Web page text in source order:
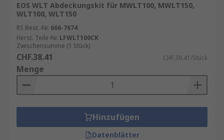
EOS WLT Abdeckungskit für MWLT100, MWLT150,
WLT100, WLT150
RS Best.-Nr. 666-7674
Herst. Teile-Nr. LFWLT100CK
Zwischensumme (1 Stück)
CHF.38.41 CHF.38.41/Stück
Menge
Hinzufügen
Datenblätter